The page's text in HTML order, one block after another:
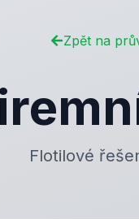
Zpět na
Flotilové